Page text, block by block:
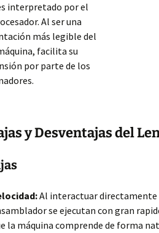
interpretado por el
Al ser una
más legible del
facilita su
por parte de los
y Desventajas del
Al interactuar directamente
se ejecutan con gran
la máquina comprende de forma